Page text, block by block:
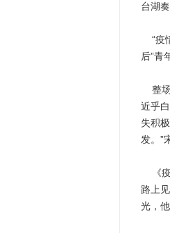
台湖
“疫
后”青
整场
近乎
失积
发。”
《疫
路上
光，